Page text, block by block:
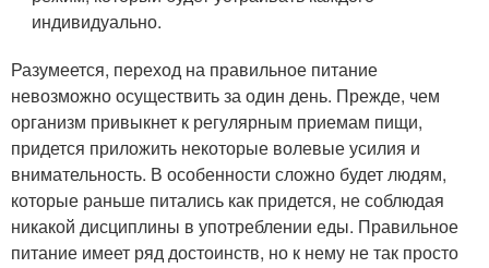
индивидуально.
Разумеется, переход на правильное питание
невозможно осуществить за один день. Прежде, чем
организм привыкнет к регулярным приемам пищи,
придется приложить некоторые волевые усилия и
внимательность. В особенности сложно будет людям,
которые раньше питались как придется, не соблюдая
никакой дисциплины в употреблении еды. Правильное
питание имеет ряд достоинств, но к нему не так просто